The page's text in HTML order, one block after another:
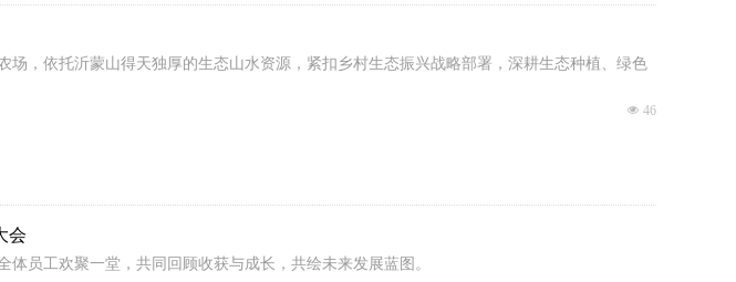
，依托沂蒙山得天独厚的生态山水资源，紧扣乡村生态振兴战略部署，深耕生态种植、绿色
넶 46
会
员工欢聚一堂，共同回顾收获与成长，共绘未来发展蓝图。